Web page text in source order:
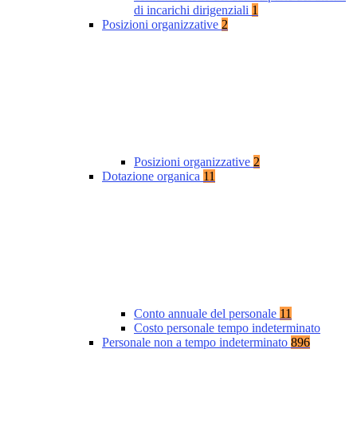
di incarichi dirigenziali 1
Posizioni organizzative 2
Posizioni organizzative 2
Dotazione organica 11
Conto annuale del personale 11
Costo personale tempo indeterminato
Personale non a tempo indeterminato 896